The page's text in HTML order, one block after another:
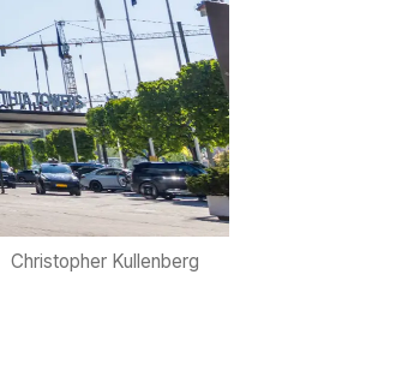
Christopher Kullenberg